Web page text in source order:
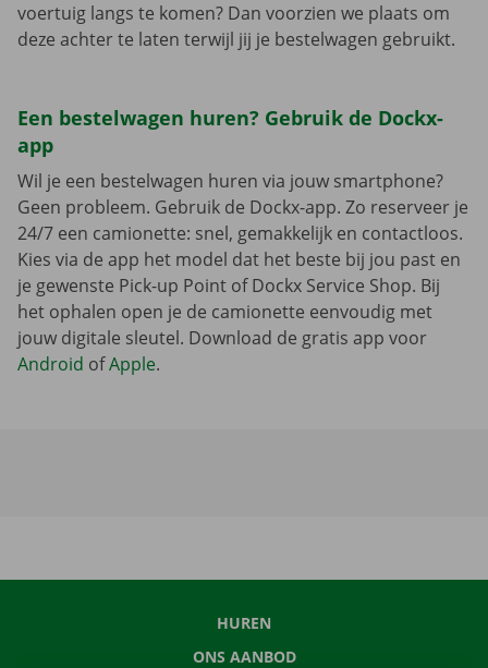
voertuig langs te komen? Dan voorzien we plaats om
deze achter te laten terwijl jij je bestelwagen gebruikt.
Een bestelwagen huren? Gebruik de Dockx-
app
Wil je een bestelwagen huren via jouw smartphone?
Geen probleem. Gebruik de Dockx-app. Zo reserveer je
24/7 een camionette: snel, gemakkelijk en contactloos.
Kies via de app het model dat het beste bij jou past en
je gewenste Pick-up Point of Dockx Service Shop. Bij
het ophalen open je de camionette eenvoudig met
jouw digitale sleutel. Download de gratis app voor
Android ofApple.
HUREN
ONS AANBOD